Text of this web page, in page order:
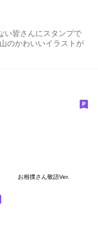
い皆さんにスタンプで
のかわいいイラストが
お相撲さん敬語Ver.